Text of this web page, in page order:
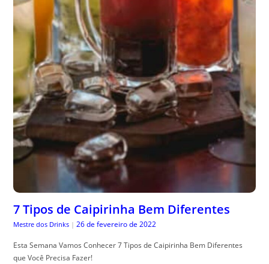
7 Tipos de Caipirinha Bem Diferentes
Mestre dos Drinks | 26 de fevereiro de 2022
Esta Semana Vamos Conhecer 7 Tipos de Caipirinha Bem Diferentes
que Você Precisa Fazer!